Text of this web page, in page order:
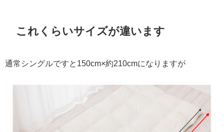
これくらいサイズが違います
通常シングルですと150cm×約210cmになりますが